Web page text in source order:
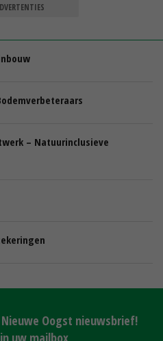
– Natuurinclusieve
Oogst nieuwsbrief!
uw mailbox